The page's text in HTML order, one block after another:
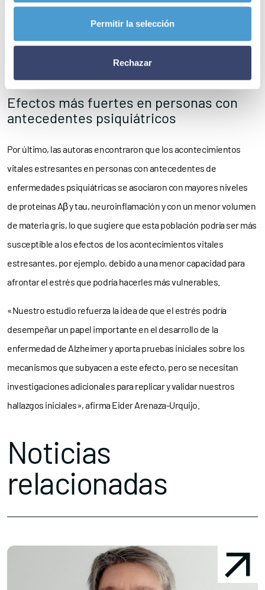
Permitir la selección
Rechazar
Efectos más fuertes en personas con
antecedentes psiquiátricos
Por último, las autoras encontraron que los acontecimientos
vitales estresantes en personas con antecedentes de
enfermedades psiquiátricas se asociaron con mayores niveles
de proteínas Aβ y tau, neuroinflamación y con un menor volumen
de materia gris, lo que sugiere que esta población podría ser más
susceptible a los efectos de los acontecimientos vitales
estresantes, por ejemplo, debido a una menor capacidad para
afrontar el estrés que podría hacerles más vulnerables.
«Nuestro estudio refuerza la idea de que el estrés podría
desempeñar un papel importante en el desarrollo de la
enfermedad de Alzheimer y aporta pruebas iniciales sobre los
mecanismos que subyacen a este efecto, pero se necesitan
investigaciones adicionales para replicar y validar nuestros
hallazgos iniciales», afirma Eider Arenaza-Urquijo.
Noticias
relacionadas